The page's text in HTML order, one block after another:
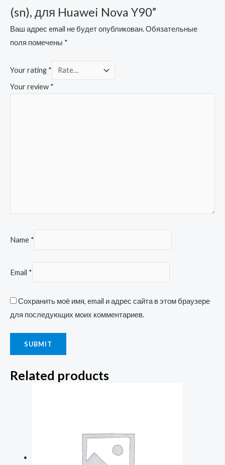
(sn), для Huawei Nova Y90”
Ваш адрес email не будет опубликован.Обязательные
поля помечены *
Your rating *
Your review *
Name *
Email *
Сохранить моё имя, email и адрес сайта в этом браузере
для последующих моих комментариев.
Related products